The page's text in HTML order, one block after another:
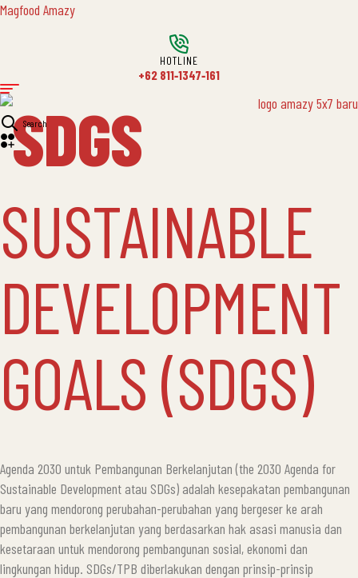
Magfood Amazy
HOTLINE
+62 811‑1347‑161
Search
SDGS
SUSTAINABLE
DEVELOPMENT
GOALS (SDGS)
Agenda 2030 untuk Pembangunan Berkelanjutan (the 2030 Agenda for
Sustainable Development atau SDGs) adalah kesepakatan pembangunan
baru yang mendorong perubahan-perubahan yang bergeser ke arah
pembangunan berkelanjutan yang berdasarkan hak asasi manusia dan
kesetaraan untuk mendorong pembangunan sosial, ekonomi dan
lingkungan hidup. SDGs/TPB diberlakukan dengan prinsip-prinsip